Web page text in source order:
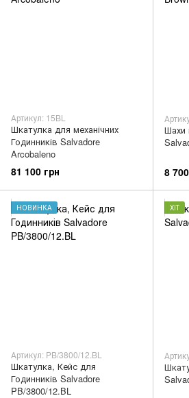
Артикул: 15BL
Шкатулка для механічних
Годинників Salvadore
Arcobaleno
81 100 грн
Шахи
8
НОВИНКА
Артикул: PB/3800/12.BL
Шкатулка, Кейс для
Годинників Salvadore
PB/3800/12.BL
ХІТ